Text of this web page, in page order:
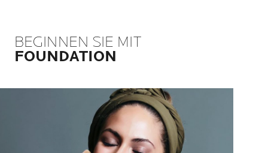
BEGINNEN SIE MIT
FOUNDATION